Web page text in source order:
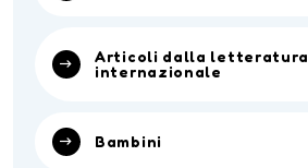
Articoli dalla letteratura
internazionale
Bambini